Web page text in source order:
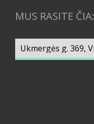
MUS RASITE ČIA: